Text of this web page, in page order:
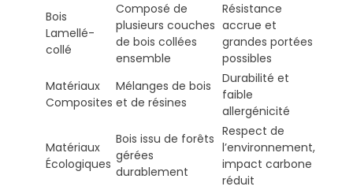
Bois
Lamellé-
collé
Composé de
plusieurs couches
de bois collées
ensemble
Résistance
accrue et
grandes portées
possibles
Matériaux
Composites
Mélanges de bois
et de résines
Durabilité et
faible
allergénicité
Matériaux
Écologiques
Bois issu de forêts
gérées
durablement
Respect de
l’environnement,
impact carbone
réduit